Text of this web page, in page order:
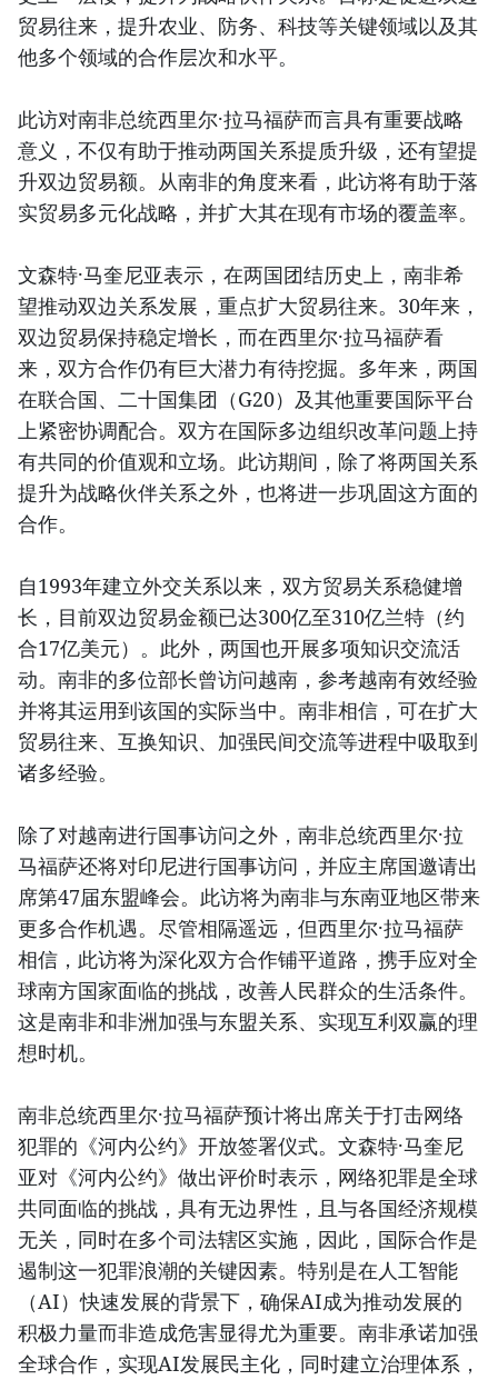
贸易往来，提升农业、防务、科技等关键领域以及其
他多个领域的合作层次和水平。
此访对南非总统西里尔·拉马福萨而言具有重要战略
意义，不仅有助于推动两国关系提质升级，还有望提
升双边贸易额。从南非的角度来看，此访将有助于落
实贸易多元化战略，并扩大其在现有市场的覆盖率。
文森特·马奎尼亚表示，在两国团结历史上，南非希
望推动双边关系发展，重点扩大贸易往来。30年来，
双边贸易保持稳定增长，而在西里尔·拉马福萨看
来，双方合作仍有巨大潜力有待挖掘。多年来，两国
在联合国、二十国集团（G20）及其他重要国际平台
上紧密协调配合。双方在国际多边组织改革问题上持
有共同的价值观和立场。此访期间，除了将两国关系
提升为战略伙伴关系之外，也将进一步巩固这方面的
合作。
自1993年建立外交关系以来，双方贸易关系稳健增
长，目前双边贸易金额已达300亿至310亿兰特（约
合17亿美元）。此外，两国也开展多项知识交流活
动。南非的多位部长曾访问越南，参考越南有效经验
并将其运用到该国的实际当中。南非相信，可在扩大
贸易往来、互换知识、加强民间交流等进程中吸取到
诸多经验。
除了对越南进行国事访问之外，南非总统西里尔·拉
马福萨还将对印尼进行国事访问，并应主席国邀请出
席第47届东盟峰会。此访将为南非与东南亚地区带来
更多合作机遇。尽管相隔遥远，但西里尔·拉马福萨
相信，此访将为深化双方合作铺平道路，携手应对全
球南方国家面临的挑战，改善人民群众的生活条件。
这是南非和非洲加强与东盟关系、实现互利双赢的理
想时机。
南非总统西里尔·拉马福萨预计将出席关于打击网络
犯罪的《河内公约》开放签署仪式。文森特·马奎尼
亚对《河内公约》做出评价时表示，网络犯罪是全球
共同面临的挑战，具有无边界性，且与各国经济规模
无关，同时在多个司法辖区实施，因此，国际合作是
遏制这一犯罪浪潮的关键因素。特别是在人工智能
（AI）快速发展的背景下，确保AI成为推动发展的
积极力量而非造成危害显得尤为重要。南非承诺加强
全球合作，实现AI发展民主化，同时建立治理体系，